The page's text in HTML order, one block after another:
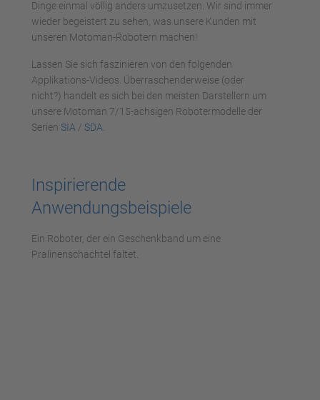
Dinge einmal völlig anders umzusetzen. Wir sind immer
wieder begeistert zu sehen, was unsere Kunden mit
unseren Motoman-Robotern machen!
Lassen Sie sich faszinieren von den folgenden
Applikations-Videos. Überraschenderweise (oder
nicht?) handelt es sich bei den meisten Darstellern um
unsere Motoman 7/15-achsigen Robotermodelle der
Serien SIA / SDA
Inspirierende
Anwendungsbeispiele
Ein Roboter, der ein Geschenkband um eine
Pralinenschachtel faltet.